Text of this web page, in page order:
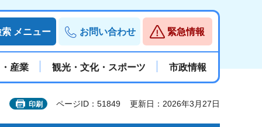
索 メニュー お問い合わせ 緊急情報
産業 観光・文化・スポーツ 市政情報
印刷 ページID：51849 更新日：2026年3月27日